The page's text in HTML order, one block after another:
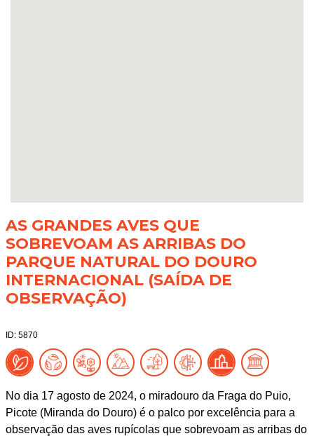
AS GRANDES AVES QUE
SOBREVOAM AS ARRIBAS DO
PARQUE NATURAL DO DOURO
INTERNACIONAL (SAÍDA DE
OBSERVAÇÃO)
ID: 5870
No dia 17 agosto de 2024, o miradouro da Fraga do Puio,
Picote (Miranda do Douro) é o palco por excelência para a
observação das aves rupícolas que sobrevoam as arribas do